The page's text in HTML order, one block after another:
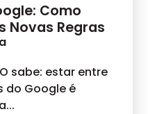
Como
Novas Regras
sabe: estar entre
do Google é